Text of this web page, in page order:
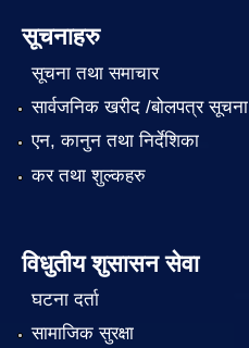
सूचनाहरु
सूचना तथा समाचार
सार्वजनिक खरीद /बोलपत्र सूचना
एन, कानुन तथा निर्देशिका
कर तथा शुल्कहरु
विधुतीय शुसासन सेवा
घटना दर्ता
सामाजिक सुरक्षा